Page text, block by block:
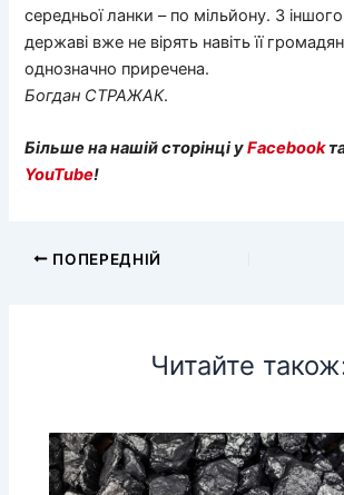
середньої ланки – по мільйону. З
державі вже не вірять навіть її
однозначно приречена.
Богдан СТРАЖАК.
Більше на нашій сторінці уFacebook
YouTube!
ПОПЕРЕДНІЙ
Читайте